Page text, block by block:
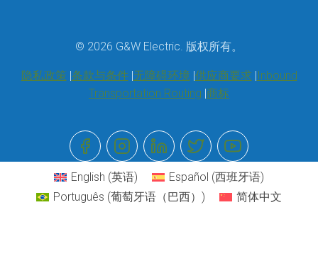
© 2026 G&W Electric. 版权所有。
隐私政策 条款与条件 无障碍环境 供应商要求 Inbound
Transportation Routing 商标
English (英语) Español (西班牙语)
Português (葡萄牙语（巴西） ) 简体中文